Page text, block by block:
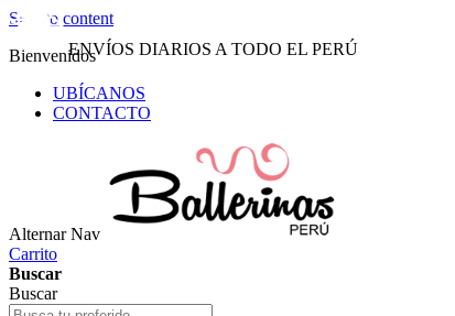
ENVÍOS DIARIOS A TODO EL PERÚ
Skip to content
Bienvenidos
UBÍCANOS
CONTACTO
Alternar Nav
Carrito
Buscar
Buscar